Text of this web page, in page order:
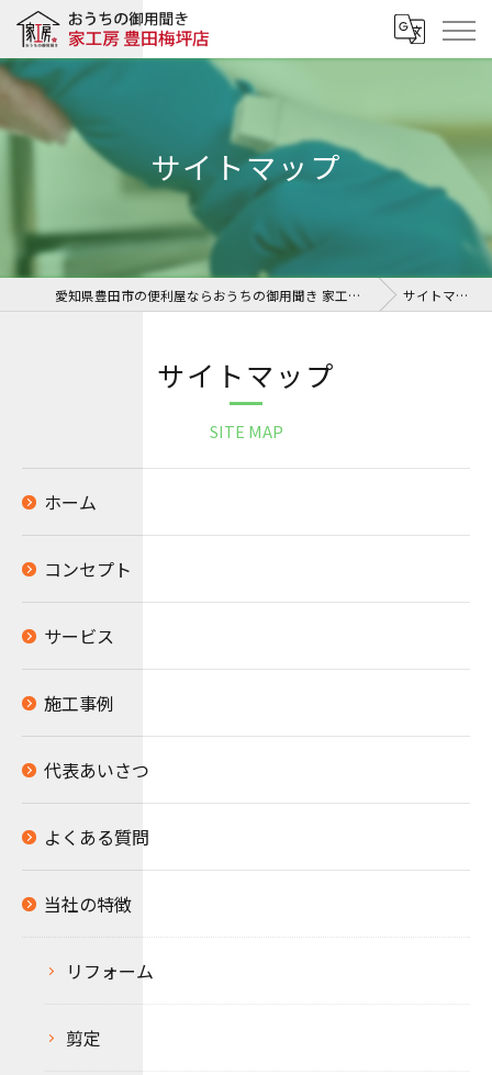
サイトマップ
愛知県豊田市の便利屋ならおうちの御用聞き 家工房 豊田梅坪店 サイトマップ
SITE MAP
サイトマップ
ホーム
コンセプト
サービス
施工事例
代表あいさつ
よくある質問
当社の特徴
リフォーム
剪定